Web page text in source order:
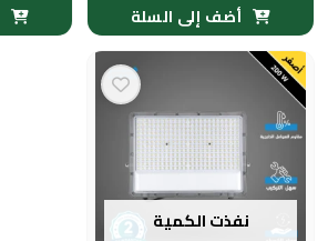
أضف إلى السلة
نفذت الكمية